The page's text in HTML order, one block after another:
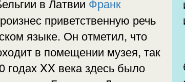
в Латвии Франк
приветственную речь
языке. Он отметил, что
в помещении музея, так
годах XX века здесь было